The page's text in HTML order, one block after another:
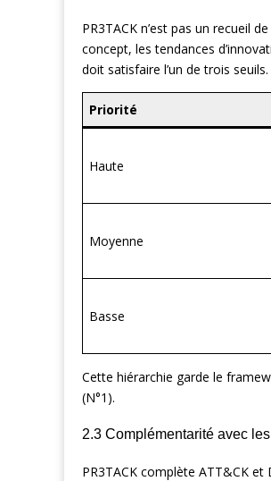
PR3TACK n’est pas un recueil
concept, les tendances
doit satisfaire l’un de trois seuils.
Priorité
Haute
Moyenne
Basse
Cette hiérarchie garde le
(N°1).
2.3 Complémentarité avec
PR3TACK complète ATT&CK